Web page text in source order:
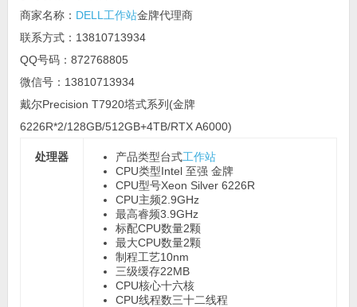
商家名称： DELL工作站金牌代理商
联系方式：13810713934
QQ号码：872768805
微信号：13810713934
戴尔Precision T7920塔式系列(金牌
6226R*2/128GB/512GB+4TB/RTX A6000)
处理器 产品类型台式工作站
CPU类型Intel 至强 金牌
CPU型号Xeon Silver 6226R
CPU主频2.9GHz
最高睿频3.9GHz
标配CPU数量2颗
最大CPU数量2颗
制程工艺10nm
三级缓存22MB
CPU核心十六核
CPU线程数三十二线程